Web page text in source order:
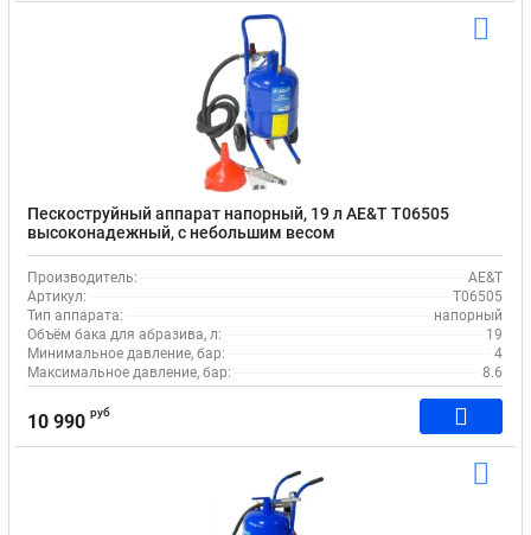
Пескоструйный аппарат напорный, 19 л AE&T T06505
высоконадежный, с небольшим весом
Производитель:
AE&T
Артикул:
T06505
Тип аппарата:
напорный
Объём бака для абразива, л:
19
Минимальное давление, бар:
4
Максимальное давление, бар:
8.6
10 990 руб